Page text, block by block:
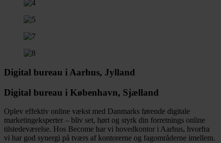
Digital bureau i Aarhus, Jylland
Digital bureau i København, Sjælland
Oplev effektiv online vækst med Danmarks førende digitale
marketingeksperter – bliv set, hørt og styrk din forretnings online
tilstedeværelse. Hos Become har vi hovedkontor i Aarhus, hvorfra
vi har god synergi på tværs af kontorerne og fagområderne imellem.